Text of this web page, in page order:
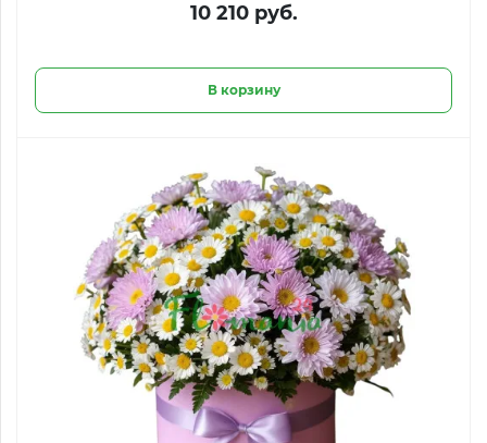
10 210 руб.
В корзину